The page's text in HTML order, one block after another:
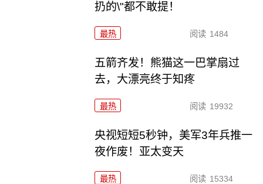
扔的\"都不敢提！
最热 阅读 1484
五箭齐发！熊猫这一巴掌扇过
去，大漂亮终于知疼
最热 阅读 19932
央视短短5秒钟，美军3年兵推一
夜作废！亚太变天
最热 阅读 15334